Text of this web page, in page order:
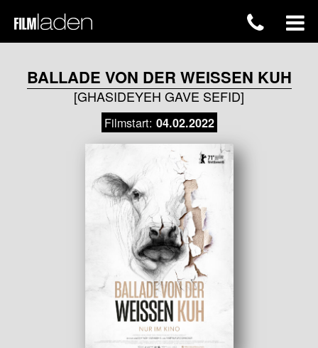
BALLADE VON DER WEISSEN KUH
[GHASIDEYEH GAVE SEFID]
Filmstart: 04.02.2022